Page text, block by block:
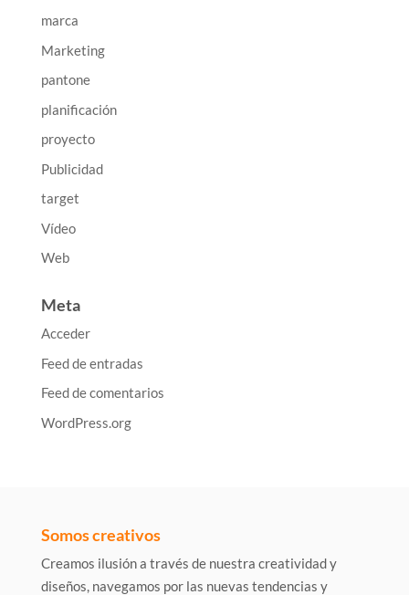
marca
Marketing
pantone
planificación
proyecto
Publicidad
target
Vídeo
Web
Meta
Acceder
Feed de entradas
Feed de comentarios
WordPress.org
Somos creativos
Creamos ilusión a través de nuestra creatividad y
diseños, navegamos por las nuevas tendencias y